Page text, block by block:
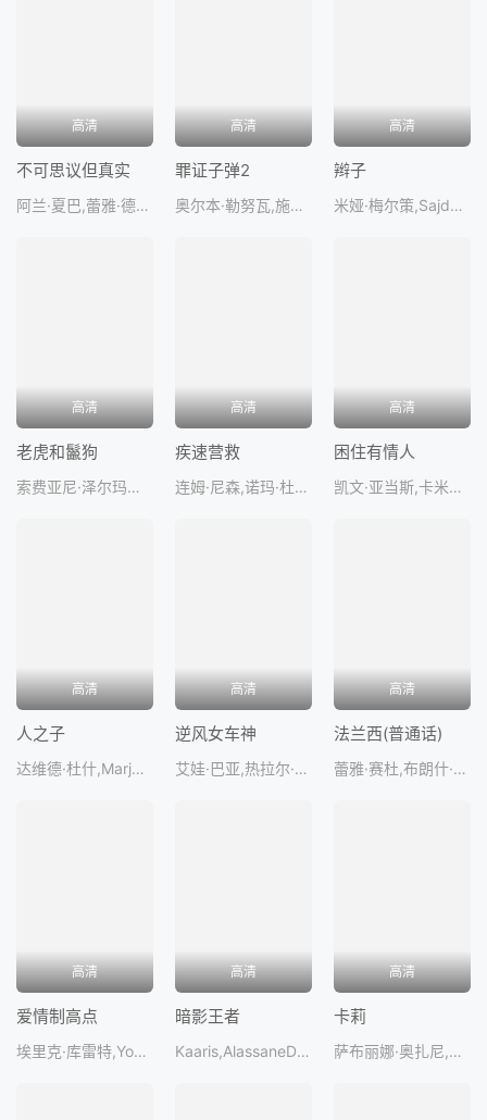
高清
不可思议但真实
阿兰·夏巴,蕾雅·德吕盖,伯努瓦·马吉梅尔,阿娜伊斯·德穆斯蒂埃,斯特凡·佩泽
高清
罪证子弹2
奥尔本·勒努瓦,施特菲·塞尔马,塞巴斯蒂安·拉兰内,杰罗姆·尼尔,KhalissaHouich
高清
辫子
米娅·梅尔策,SajdaPathan,NehpalGautam,DanishIqbal,Jyot
高清
老虎和鬣狗
索费亚尼·泽尔玛尼,瓦埃勒·塞尔苏布,热拉尔丁·纳卡什,文森特·佩雷斯,萨米尔·盖丝米
高清
疾速营救
连姆·尼森,诺玛·杜梅温尼,莉莉·阿斯佩尔,杰克·尚皮永,阿里安·穆阿耶德
高清
困住有情人
凯文·亚当斯,卡米尔·勒鲁什
高清
人之子
达维德·杜什,MarjorieCottreel,KaderChaatouf,SébastienDelbaere,SamuelBoidi
高清
逆风女车神
艾娃·巴亚,热拉尔·朗万,RiadhBelaïche,热雷米·拉厄尔特,加里·勒斯
高清
法兰西(普通话)
蕾雅·赛杜,布朗什·加丁,班哲明·比欧雷,伊曼纽尔·阿里奥利,茱莉安·柯
高清
爱情制高点
埃里克·库雷特,YovelLekowski,纳西姆·斯艾哈迈德,佐伊·马奇尔,BastienTrouvé
高清
暗影王者
Kaaris,AlassaneDiong,CarlMalapa
高清
卡莉
萨布丽娜·奥扎尼,奥利维亚·科特,菲利普·巴斯